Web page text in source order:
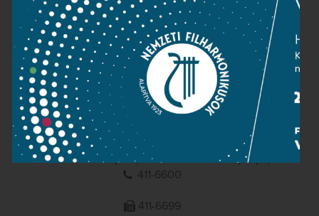
NEMZETI
FILHARMONIKUSOK
1095 Budapest, Komor Marcell u. 1. (Müpa)
411-6600
411-6699